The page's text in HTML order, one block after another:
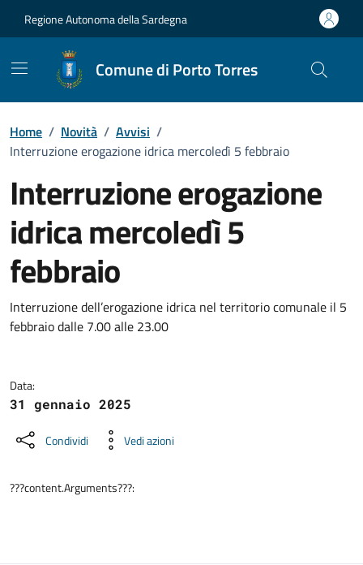
Regione Autonoma della Sardegna
Comune di Porto Torres
Home / Novità / Avvisi /
Interruzione erogazione idrica mercoledì 5 febbraio
Interruzione erogazione
idrica mercoledì 5
febbraio
Dettagli della notizia
Interruzione dell’erogazione idrica nel territorio comunale il 5
febbraio dalle 7.00 alle 23.00
Data:
31 gennaio 2025
Condividi Vedi azioni
???content.Arguments???: